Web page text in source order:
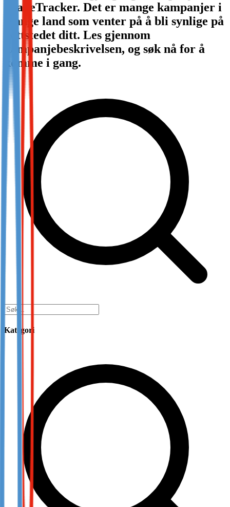
Not already our Publisher?
Sign up here
TradeTracker. Det er mange kampanjer i
mange land som venter på å bli synlige på
nettstedet ditt. Les gjennom
kampanjebeskrivelsen, og søk nå for å
komme i gang.
Kategori